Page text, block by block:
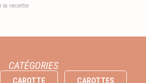
la recette
CATÉGORIES
CAROTTE CAROTTES